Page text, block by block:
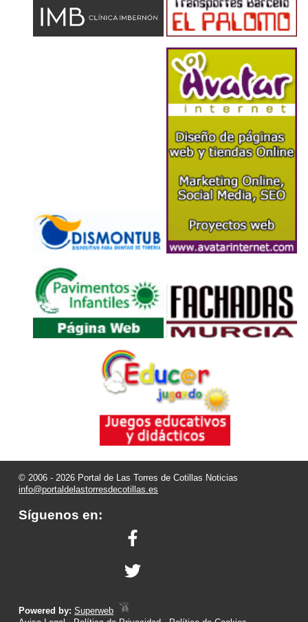
© 2006 - 2026 Portal de Las Torres de Cotillas Noticias
info@portaldelastorresdecotillas.es
Síguenos en:
Powered by:Superweb